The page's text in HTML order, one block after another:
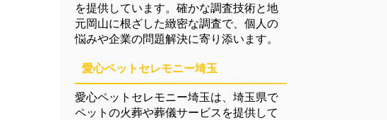
を提供しています。確かな調査技術と地
元岡山に根ざした緻密な調査で、個人の
悩みや企業の問題解決に寄り添います。
愛心ペットセレモニー埼玉
愛心ペットセレモニー埼玉は、埼玉県で
ペットの火葬や葬儀サービスを提供して